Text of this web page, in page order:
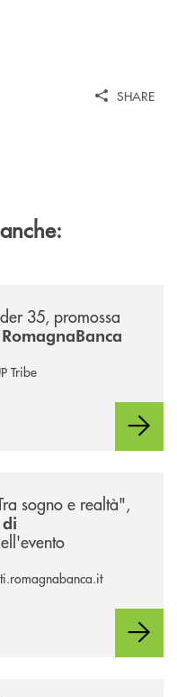
SHARE
35, promossa
Tribe
sogno e realtà",